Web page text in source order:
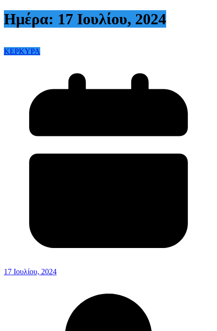
Ημέρα: 17 Ιουλίου, 2024
ΚΕΡΚΥΡΑ
17 Ιουλίου, 2024